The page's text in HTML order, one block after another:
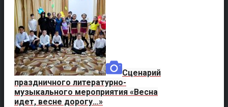
Сценарий
праздничного литературно-
музыкального мероприятия «Весна
идет, весне дорогу…»